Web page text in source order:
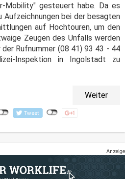
Mobility" gesteuert habe. Da es
Aufzeichnungen bei der besagten
auf Hochtouren, um den
Zeugen des Unfalls werden
Rufnummer (08 41) 93 43 - 44
Inspektion in Ingolstadt zu
Weiter
Anzeige